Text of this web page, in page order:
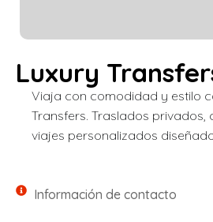
Luxury
Viaja con comodidad y estilo
Transfers. Traslados privados,
viajes personalizados
Información de contacto